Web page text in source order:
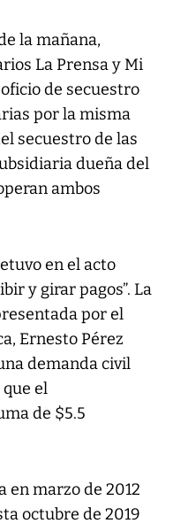
la mañana,
La Prensa y Mi
de secuestro
por la misma
secuestro de las
dueña del
ambos
en el acto
y girar pagos”. La
por el
Ernesto Pérez
demanda civil
el
de $5.5
en marzo de 2012
octubre de 2019